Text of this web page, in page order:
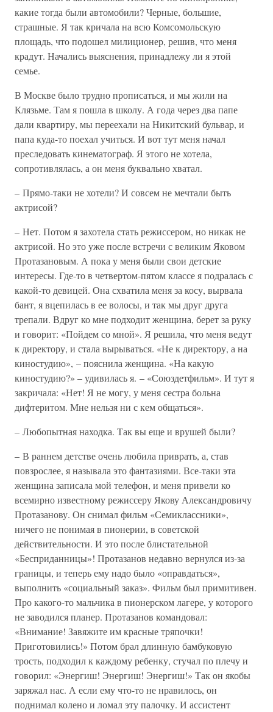
какие тогда были автомобили? Черные, большие,
страшные. Я так кричала на всю Комсомольскую
площадь, что подошел милиционер, решив, что меня
крадут. Начались выяснения, принадлежу ли я этой
семье.
В Москве было трудно прописаться, и мы жили на
Клязьме. Там я пошла в школу. А года через два папе
дали квартиру, мы переехали на Никитский бульвар, и
папа куда-то поехал учиться. И вот тут меня начал
преследовать кинематограф. Я этого не хотела,
сопротивлялась, а он меня буквально хватал.
– Прямо-таки не хотели? И совсем не мечтали быть
актрисой?
– Нет. Потом я захотела стать режиссером, но никак не
актрисой. Но это уже после встречи с великим Яковом
Протазановым. А пока у меня были свои детские
интересы. Где-то в четвертом-пятом классе я подралась с
какой-то девицей. Она схватила меня за косу, вырвала
бант, я вцепилась в ее волосы, и так мы друг друга
трепали. Вдруг ко мне подходит женщина, берет за руку
и говорит: «Пойдем со мной». Я решила, что меня ведут
к директору, и стала вырываться. «Не к директору, а на
киностудию», – пояснила женщина. «На какую
киностудию?» – удивилась я. – «Союздетфильм». И тут я
закричала: «Нет! Я не могу, у меня сестра больна
дифтеритом. Мне нельзя ни с кем общаться».
– Любопытная находка. Так вы еще и врушей были?
– В раннем детстве очень любила приврать, а, став
повзрослее, я называла это фантазиями. Все-таки эта
женщина записала мой телефон, и меня привели ко
всемирно известному режиссеру Якову Александровичу
Протазанову. Он снимал фильм «Семиклассники»,
ничего не понимая в пионерии, в советской
действительности. И это после блистательной
«Бесприданницы»! Протазанов недавно вернулся из-за
границы, и теперь ему надо было «оправдаться»,
выполнить «социальный заказ». Фильм был примитивен.
Про какого-то мальчика в пионерском лагере, у которого
не заводился планер. Протазанов командовал:
«Внимание! Завяжите им красные тряпочки!
Приготовились!» Потом брал длинную бамбуковую
трость, подходил к каждому ребенку, стучал по плечу и
говорил: «Энергиш! Энергиш! Энергиш!» Так он якобы
заряжал нас. А если ему что-то не нравилось, он
поднимал колено и ломал эту палочку. И ассистент